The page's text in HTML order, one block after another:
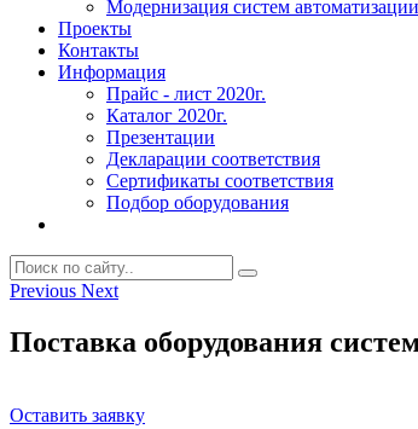
Модернизация систем
Проекты
Контакты
Информация
Прайс - лист 2020г.
Каталог 2020г.
Презентации
Декларации соответствия
Сертификаты соответствия
Подбор оборудования
Previous Next
Поставка оборудования
Оставить заявку